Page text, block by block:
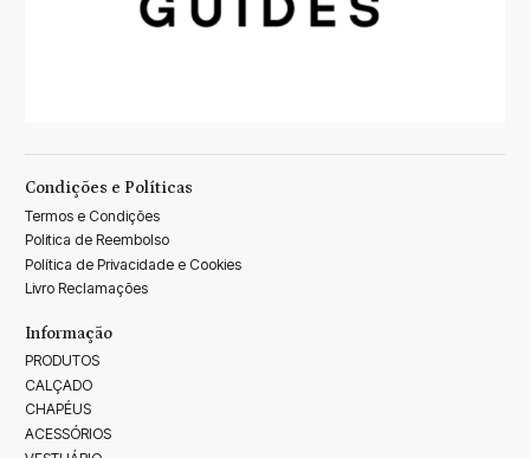
Condições e Políticas
Termos e Condições
Politica de Reembolso
Política de Privacidade e Cookies
Livro Reclamações
Informação
PRODUTOS
CALÇADO
CHAPÉUS
ACESSÓRIOS